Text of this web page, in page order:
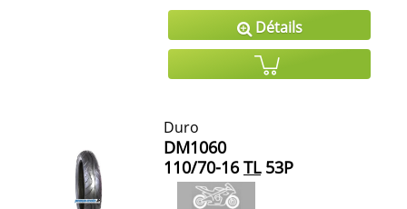
Détails
Duro
DM1060
110/70-16 TL53P